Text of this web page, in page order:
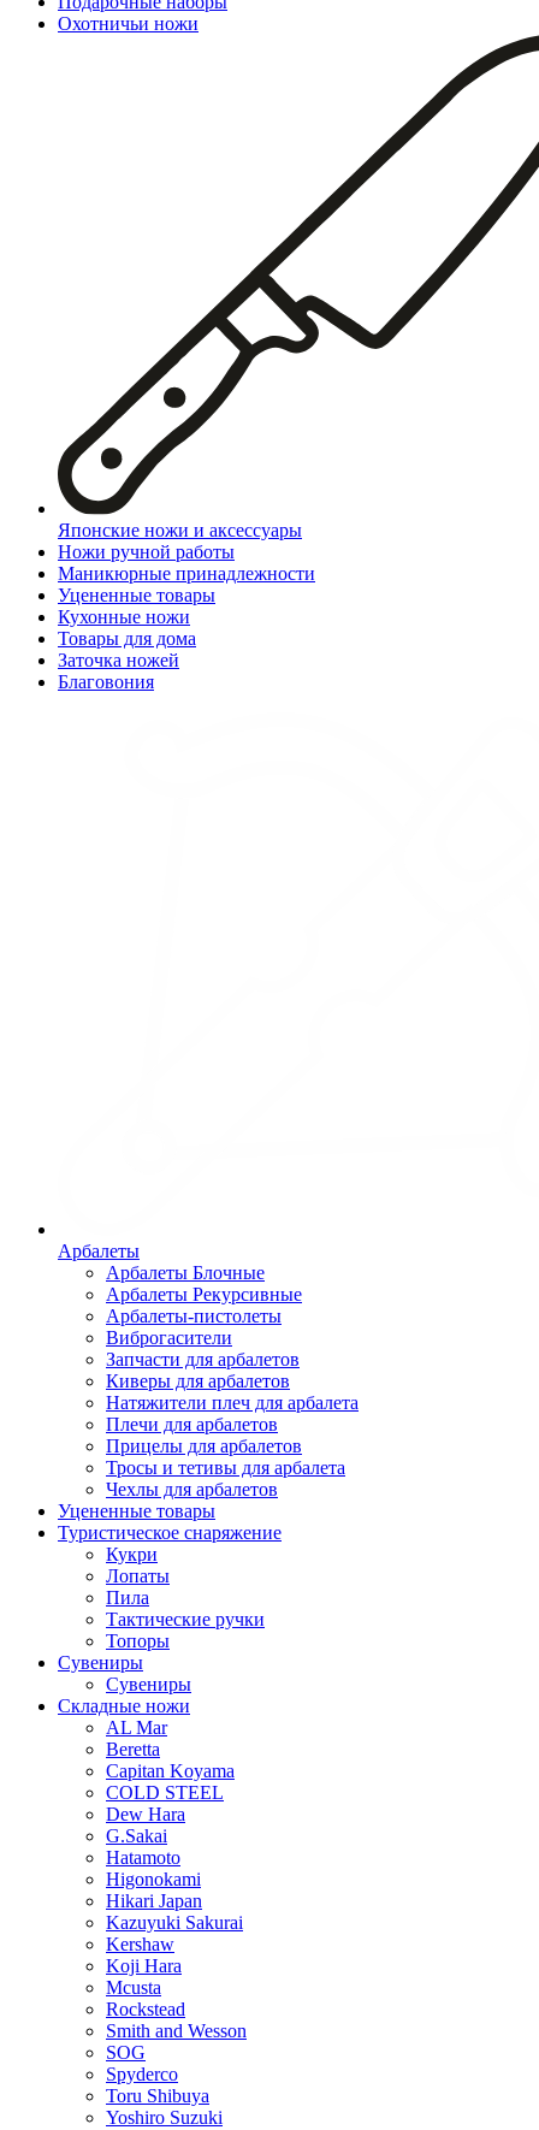
Охотничьи ножи
Японские ножи и аксессуары
Ножи ручной работы
Маникюрные принадлежности
Уцененные товары
Кухонные ножи
Товары для дома
Заточка ножей
Благовония
Арбалеты
Арбалеты Блочные
Арбалеты Рекурсивные
Арбалеты-пистолеты
Виброгасители
Запчасти для арбалетов
Киверы для арбалетов
Натяжители плеч для арбалета
Плечи для арбалетов
Прицелы для арбалетов
Тросы и тетивы для арбалета
Чехлы для арбалетов
Уцененные товары
Туристическое снаряжение
Кукри
Лопаты
Пила
Тактические ручки
Топоры
Сувениры
Сувениры
Складные ножи
AL Mar
Beretta
Capitan Koyama
COLD STEEL
Dew Hara
G.Sakai
Hatamoto
Higonokami
Hikari Japan
Kazuyuki Sakurai
Kershaw
Koji Hara
Mcusta
Rockstead
Smith and Wesson
SOG
Spyderco
Toru Shibuya
Yoshiro Suzuki